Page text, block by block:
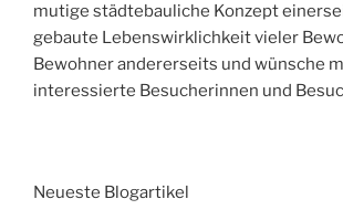
mutige städtebauliche Konzept
gebaute Lebenswirklichkeit vieler
Bewohner andererseits und wünsche
interessierte Besucherinnen und
Neueste Blogartikel